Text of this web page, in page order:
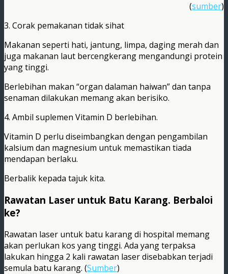
(sumber)
3. Corak pemakanan tidak sihat
Makanan seperti hati, jantung, limpa, daging merah dan
juga makanan laut bercengkerang mengandungi protein
yang tinggi.
Berlebihan makan “organ dalaman haiwan” dan tanpa
senaman dilakukan memang akan berisiko.
4. Ambil suplemen Vitamin D berlebihan.
Vitamin D perlu diseimbangkan dengan pengambilan
kalsium dan magnesium untuk memastikan tiada
mendapan berlaku.
Berbalik kepada tajuk kita.
Rawatan Laser untuk Batu Karang. Berbaloi
ke?
Rawatan laser untuk batu karang di hospital memang
akan perlukan kos yang tinggi. Ada yang terpaksa
lakukan hingga 2 kali rawatan laser disebabkan terjadi
semula batu karang. (Sumber)